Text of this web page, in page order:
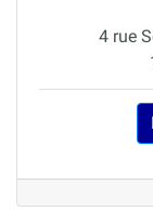
4 rue